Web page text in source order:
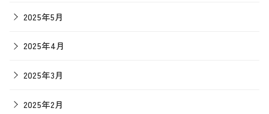
2025年5月
2025年4月
2025年3月
2025年2月